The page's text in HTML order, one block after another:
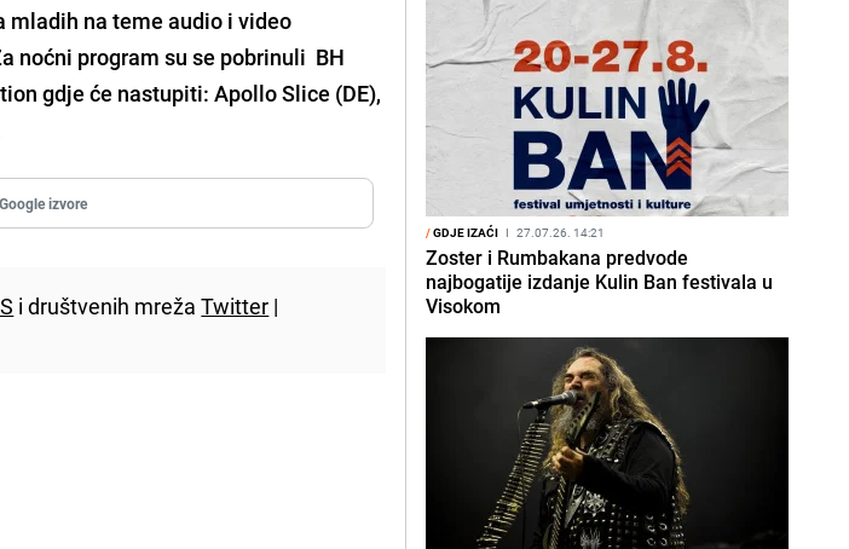
mladih na teme audio i video
noćni program su se pobrinuli BH
gdje će nastupiti: Apollo Slice (DE),
izvore
i društvenih mrežaTwitter |
/GDJE IZAĆI I 27.07.26. 14:21
Zoster i Rumbakana predvode
najbogatije izdanje Kulin Ban festivala u
Visokom